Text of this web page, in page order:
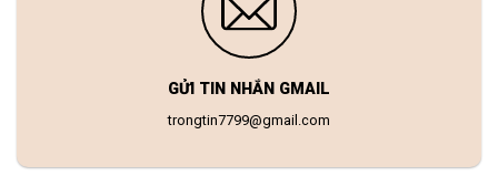
GỬI TIN NHẮN GMAIL
trongtin7799@gmail.com